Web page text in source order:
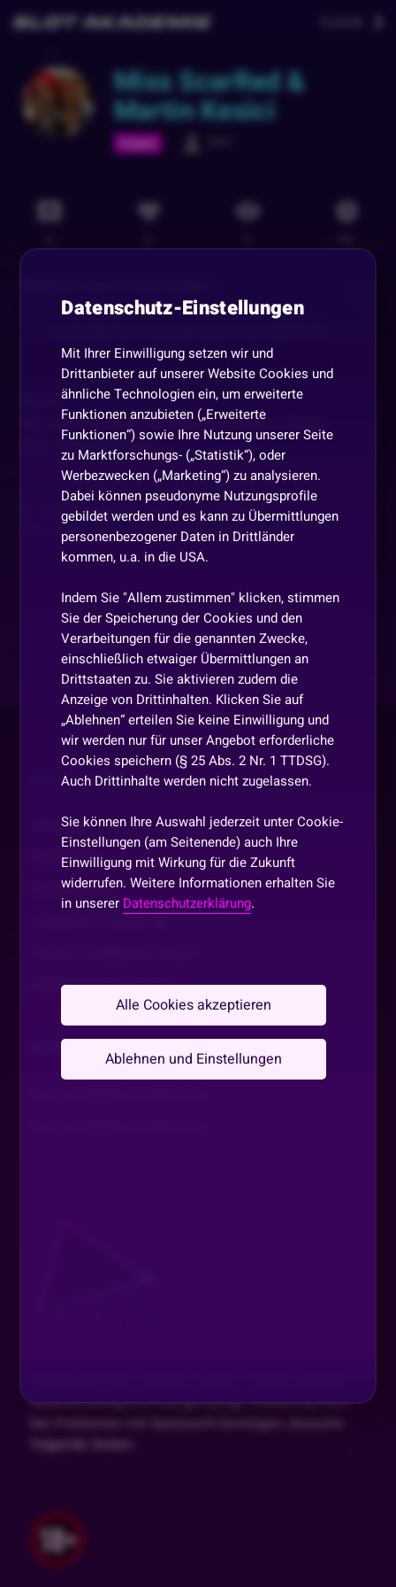
Miss ScarRed &
Martin Kesici
Folgen
Wir sind Liz Miss ScarRed und Martin Kesici,
Das authentischste,...
Mehr anzeigen Teilen
SLOTAKADEMIE.DE
ÜBER UNS
IMPRESSUM
DATENSCHUTZ
COOKIE EINSTELLUNGEN
ARCHIV
verantwortungsvoll und gemäßigt. Solltest du Hilfe
bei Problemen mit Spielsucht benötigen, besuche
folgende Seiten:
Datenschutz-Einstellungen
Mit Ihrer Einwilligung setzen wir und
Drittanbieter auf unserer Website Cookies und
ähnliche Technologien ein, um erweiterte
Funktionen anzubieten („Erweiterte
Funktionen“) sowie Ihre Nutzung unserer Seite
zu Marktforschungs- („Statistik“), oder
Werbezwecken („Marketing“) zu analysieren.
Dabei können pseudonyme Nutzungsprofile
gebildet werden und es kann zu Übermittlungen
personenbezogener Daten in Drittländer
kommen, u.a. in die USA.
Indem Sie "Allem zustimmen" klicken, stimmen
Sie der Speicherung der Cookies und den
Verarbeitungen für die genannten Zwecke,
einschließlich etwaiger Übermittlungen an
Drittstaaten zu. Sie aktivieren zudem die
Anzeige von Drittinhalten. Klicken Sie auf
„Ablehnen“ erteilen Sie keine Einwilligung und
wir werden nur für unser Angebot erforderliche
Cookies speichern (§ 25 Abs. 2 Nr. 1 TTDSG).
Auch Drittinhalte werden nicht zugelassen.
Sie können Ihre Auswahl jederzeit unter Cookie-
Einstellungen (am Seitenende) auch Ihre
Einwilligung mit Wirkung für die Zukunft
widerrufen. Weitere Informationen erhalten Sie
in unserer Datenschutzerklärung.
Alle Cookies akzeptieren
Ablehnen und Einstellungen